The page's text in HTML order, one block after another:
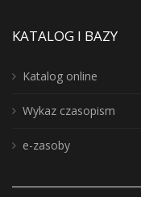
KATALOG I BAZY
Katalog online
Wykaz czasopism
e-zasoby